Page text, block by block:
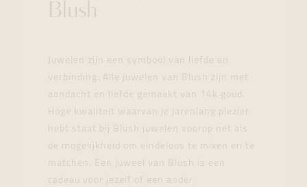
Blush
Juwelen zijn een symbool van liefde en
verbinding. Alle juwelen van Blush zijn met
aandacht en liefde gemaakt van 14k goud.
Hoge kwaliteit waarvan je jarenlang plezier
hebt staat bij Blush juwelen voorop net als
de mogelijkheid om eindeloos te mixen en te
matchen. Een juweel van Blush is een
cadeau voor jezelf of een ander.